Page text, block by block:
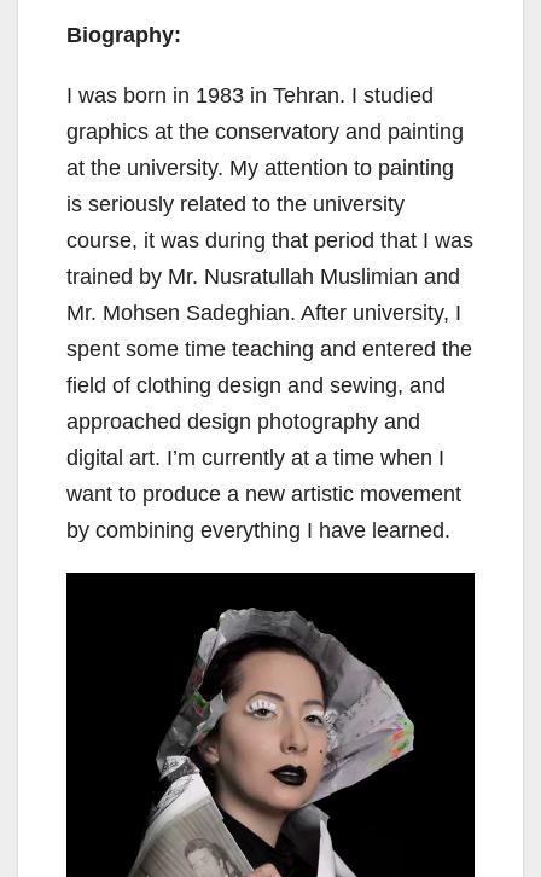
Biography:
I was born in 1983 in Tehran. I studied
graphics at the conservatory and painting
at the university. My attention to painting
is seriously related to the university
course, it was during that period that I was
trained by Mr. Nusratullah Muslimian and
Mr. Mohsen Sadeghian. After university, I
spent some time teaching and entered the
field of clothing design and sewing, and
approached design photography and
digital art. I’m currently at a time when I
want to produce a new artistic movement
by combining everything I have learned.